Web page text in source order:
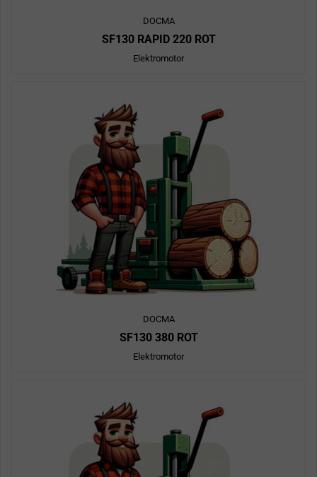
DOCMA
SF130 RAPID 220 ROT
Elektromotor
DOCMA
SF130 380 ROT
Elektromotor